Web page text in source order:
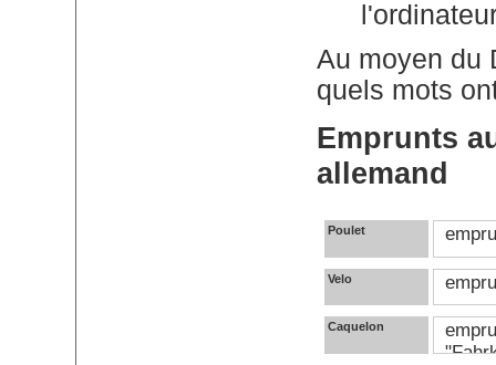
Au moyen du
quels mots
Emprunts
allemand
Poulet
Velo
Caquelon